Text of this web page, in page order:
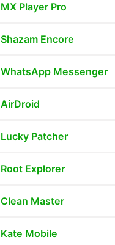
MX Player Pro
Shazam Encore
WhatsApp Messenger
AirDroid
Lucky Patcher
Root Explorer
Clean Master
Kate Mobile